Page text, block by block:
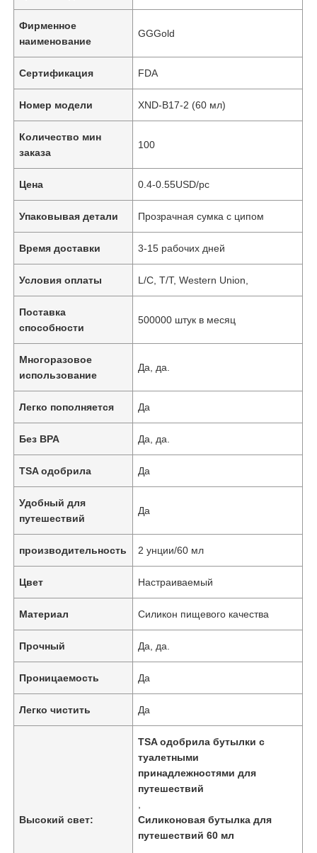
Фирменное
наименование
GGGold
Сертификация FDA
Номер модели XND-B17-2 (60 мл)
Количество мин
заказа
100
Цена 0.4-0.55USD/pc
Упаковывая детали Прозрачная сумка с ципом
Время доставки 3-15 рабочих дней
Условия оплаты L/C, T/T, Western Union,
Поставка
способности
500000 штук в месяц
Многоразовое
использование
Да, да.
Легко пополняется Да
Без BPA Да, да.
TSA одобрила Да
Удобный для
путешествий
Да
производительность 2 унции/60 мл
Цвет Настраиваемый
Материал Силикон пищевого качества
Прочный Да, да.
Проницаемость Да
Легко чистить Да
Высокий свет:
TSA одобрила бутылки с
туалетными
принадлежностями для
путешествий
Силиконовая бутылка для
путешествий 60 мл